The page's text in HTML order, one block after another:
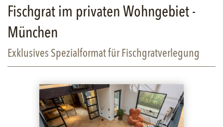
Fischgrat im privaten Wohngebiet -
München
Exklusives Spezialformat für Fischgratverlegung